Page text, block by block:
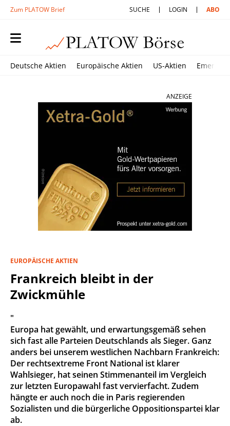
Zum PLATOW Brief SUCHE LOGIN ABO
Deutsche Aktien Europäische Aktien US-Aktien
ANZEIGE
EUROPÄISCHE AKTIEN
Frankreich bleibt in der
Zwickmühle
"
Europa hat gewählt, und erwartungsgemäß sehen
sich fast alle Parteien Deutschlands als Sieger. Ganz
anders bei unserem westlichen Nachbarn Frankreich:
Der rechtsextreme Front National ist klarer
Wahlsieger, hat seinen Stimmenanteil im Vergleich
zur letzten Europawahl fast vervierfacht. Zudem
hängte er auch noch die in Paris regierenden
Sozialisten und die bürgerliche Oppositionspartei klar
ab.